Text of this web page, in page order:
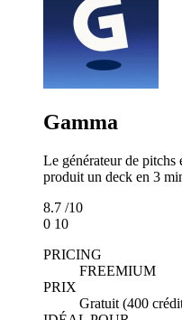
Gamma
Le générateur de pitchs
produit un deck en 3
8.7 /10
0 10
PRICING
FREEMIUM
PRIX
Gratuit (400